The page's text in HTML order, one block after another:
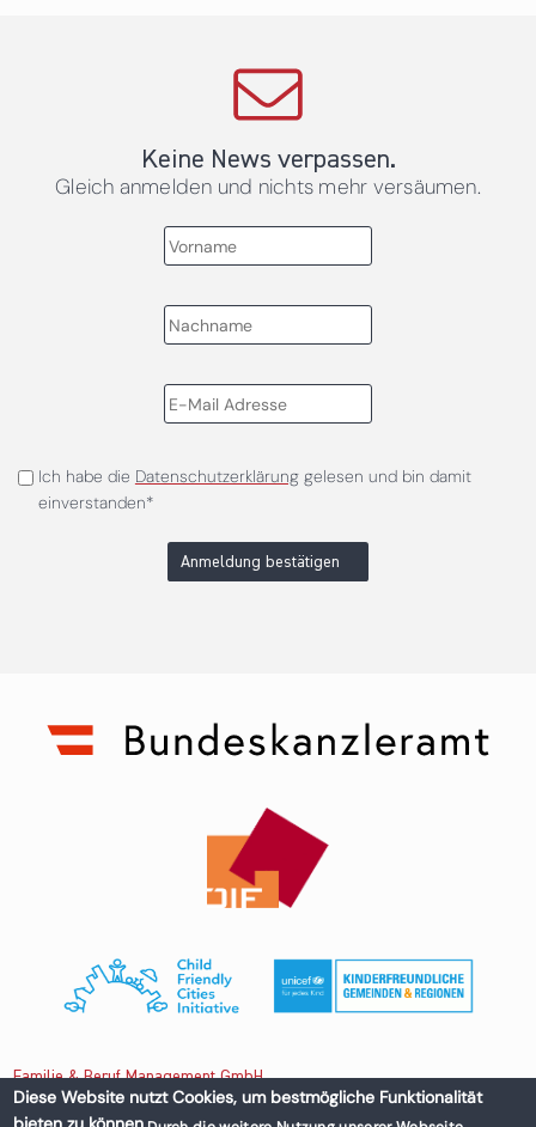
Keine News verpassen.
Gleich anmelden und nichts mehr versäumen.
Ich habe die Datenschutzerklärunggelesen und bin damit
einverstanden*
Anmeldung bestätigen
Familie & Beruf Management GmbH
Diese Website nutzt Cookies, um bestmögliche Funktionalität